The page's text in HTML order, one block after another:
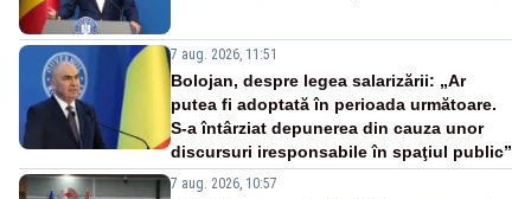
7 aug. 2026, 11:51
Bolojan, despre legea salarizării: „Ar
putea fi adoptată în perioada următoare.
S-a întârziat depunerea din cauza unor
discursuri iresponsabile în spaţiul public”
7 aug. 2026, 10:57